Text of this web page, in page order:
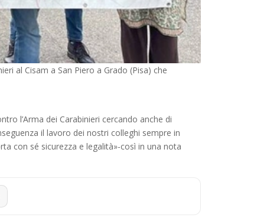
al Cisam a San Piero a Grado (Pisa) che
l’Arma dei Carabinieri cercando anche di
il lavoro dei nostri colleghi sempre in
con sé sicurezza e legalità»-così in una nota